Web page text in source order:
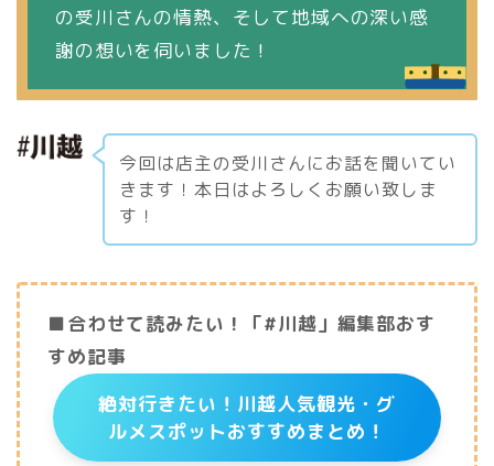
の受川さんの情熱、そして地域への深い感
謝の想いを伺いました！
今回は店主の受川さんにお話を聞いてい
きます！本日はよろしくお願い致しま
す！
■合わせて読みたい！「#川越」編集部おす
すめ記事
絶対行きたい！川越人気観光・グ
ルメスポットおすすめまとめ！